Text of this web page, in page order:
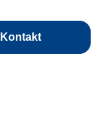
Kontakt